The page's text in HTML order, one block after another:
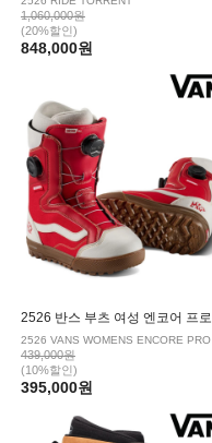
1,060,000원
(20%할인)
848,000원
2526 VANS WOMENS ENCORE PRO
439,000원
(10%할인)
395,000원